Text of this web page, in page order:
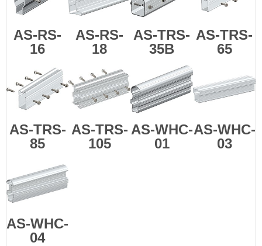
AS-RS-
16
AS-RS-
18
AS-TRS-
35B
AS-TRS-
65
AS-TRS-
85
AS-TRS-
105
AS-WHC-
01
AS-WHC-
03
AS-WHC-
04